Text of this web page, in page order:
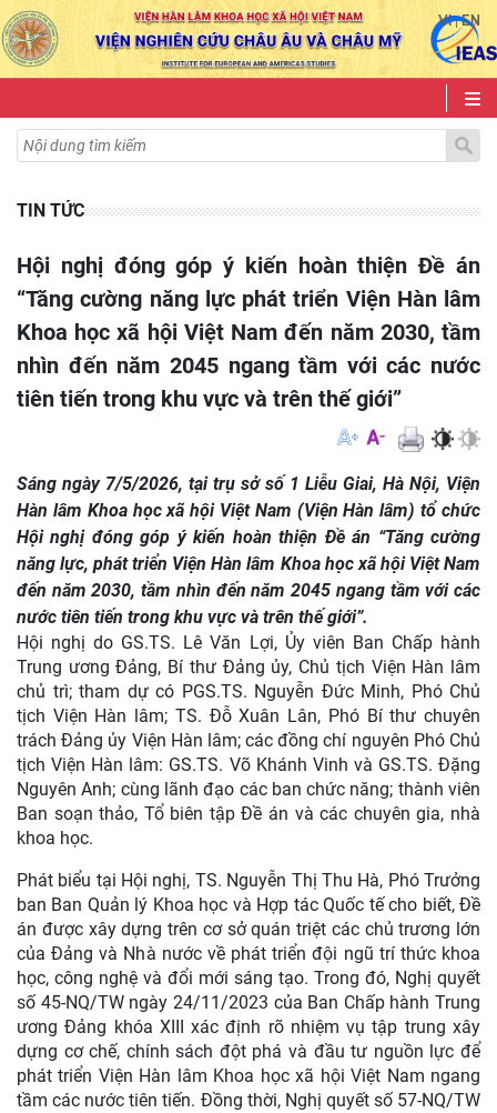
VI|EN
TIN TỨC
Hội nghị đóng góp ý kiến hoàn thiện Đề án
“Tăng cường năng lực phát triển Viện Hàn lâm
Khoa học xã hội Việt Nam đến năm 2030, tầm
nhìn đến năm 2045 ngang tầm với các nước
tiên tiến trong khu vực và trên thế giới”
Sáng ngày 7/5/2026, tại trụ sở số 1 Liễu Giai, Hà Nội, Viện
Hàn lâm Khoa học xã hội Việt Nam (Viện Hàn lâm) tổ chức
Hội nghị đóng góp ý kiến hoàn thiện Đề án “Tăng cường
năng lực, phát triển Viện Hàn lâm Khoa học xã hội Việt Nam
đến năm 2030, tầm nhìn đến năm 2045 ngang tầm với các
nước tiên tiến trong khu vực và trên thế giới”.
Hội nghị do GS.TS. Lê Văn Lợi, Ủy viên Ban Chấp hành
Trung ương Đảng, Bí thư Đảng ủy, Chủ tịch Viện Hàn lâm
chủ trì; tham dự có PGS.TS. Nguyễn Đức Minh, Phó Chủ
tịch Viện Hàn lâm; TS. Đỗ Xuân Lân, Phó Bí thư chuyên
trách Đảng ủy Viện Hàn lâm; các đồng chí nguyên Phó Chủ
tịch Viện Hàn lâm: GS.TS. Võ Khánh Vinh và GS.TS. Đặng
Nguyên Anh; cùng lãnh đạo các ban chức năng; thành viên
Ban soạn thảo, Tổ biên tập Đề án và các chuyên gia, nhà
khoa học.
Phát biểu tại Hội nghị, TS. Nguyễn Thị Thu Hà, Phó Trưởng
ban Ban Quản lý Khoa học và Hợp tác Quốc tế cho biết, Đề
án được xây dựng trên cơ sở quán triệt các chủ trương lớn
của Đảng và Nhà nước về phát triển đội ngũ trí thức khoa
học, công nghệ và đổi mới sáng tạo. Trong đó, Nghị quyết
số 45-NQ/TW ngày 24/11/2023 của Ban Chấp hành Trung
ương Đảng khóa XIII xác định rõ nhiệm vụ tập trung xây
dựng cơ chế, chính sách đột phá và đầu tư nguồn lực để
phát triển Viện Hàn lâm Khoa học xã hội Việt Nam ngang
tầm các nước tiên tiến. Đồng thời, Nghị quyết số 57-NQ/TW